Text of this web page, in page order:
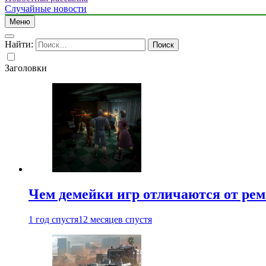
Случайные новости
Меню
Найти:
Заголовки
Чем демейки игр отличаются от
1 год спустя12 месяцев спустя